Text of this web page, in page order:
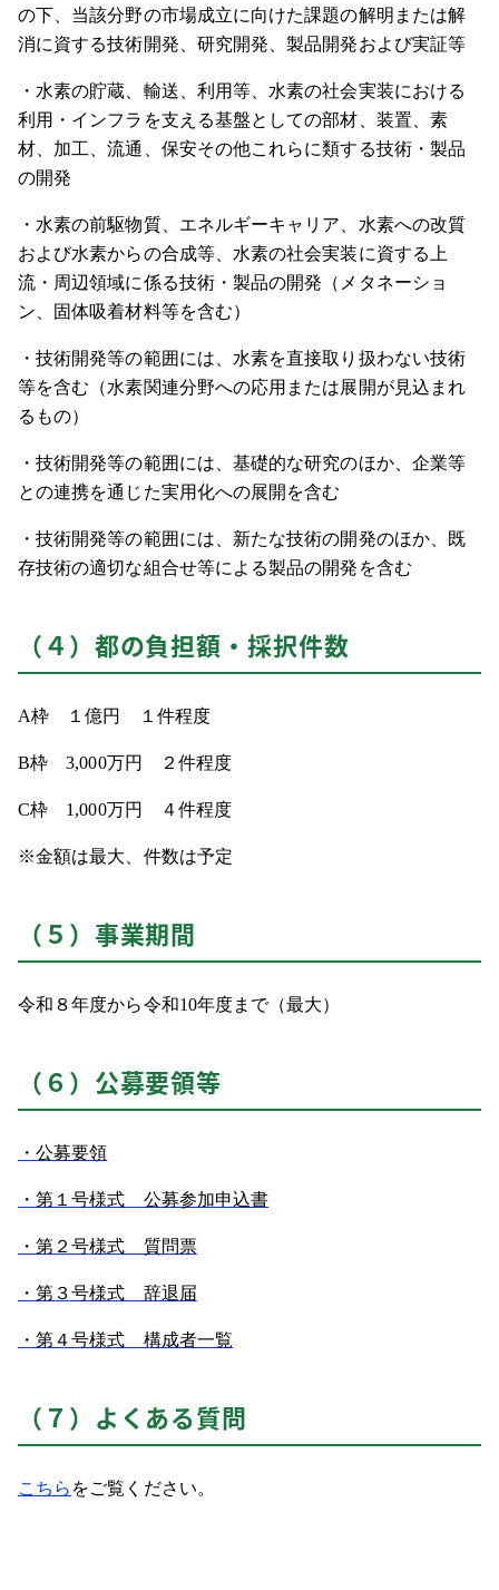
の下、当該分野の市場成立に向けた課題の解明または解
消に資する技術開発、研究開発、製品開発および実証等
・水素の貯蔵、輸送、利用等、水素の社会実装における
利用・インフラを支える基盤としての部材、装置、素
材、加工、流通、保安その他これらに類する技術・製品
の開発
・水素の前駆物質、エネルギーキャリア、水素への改質
および水素からの合成等、水素の社会実装に資する上
流・周辺領域に係る技術・製品の開発（メタネーショ
ン、固体吸着材料等を含む）
・技術開発等の範囲には、水素を直接取り扱わない技術
等を含む（水素関連分野への応用または展開が見込まれ
るもの）
・技術開発等の範囲には、基礎的な研究のほか、企業等
との連携を通じた実用化への展開を含む
・技術開発等の範囲には、新たな技術の開発のほか、既
存技術の適切な組合せ等による製品の開発を含む
（４）都の負担額・採択件数
A枠 １億円 １件程度
B枠 3,000万円 ２件程度
C枠 1,000万円 ４件程度
※金額は最大、件数は予定
（５）事業期間
令和８年度から令和10年度まで（最大）
（６）公募要領等
・公募要領
・第１号様式 公募参加申込書
・第２号様式 質問票
・第３号様式 辞退届
・第４号様式 構成者一覧
（７）よくある質問
こちら をご覧ください。